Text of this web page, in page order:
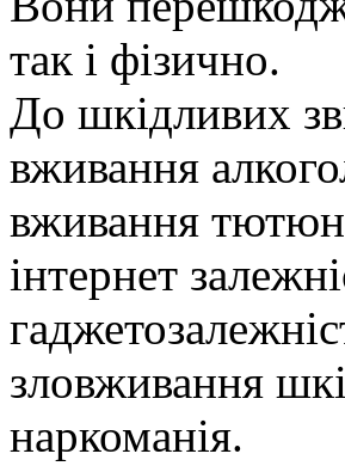
так і фізично.
До шкідливих
вживання
вживання
інтернет
зловживання
наркоманія.